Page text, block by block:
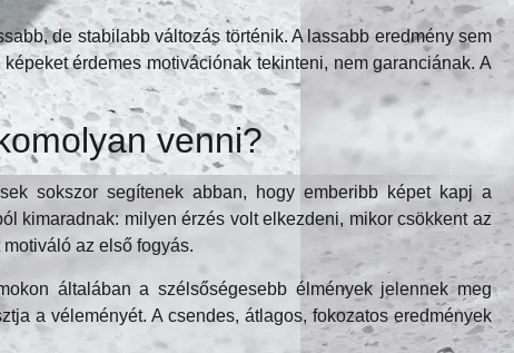
de stabilabb változás történik. A lassabb eredmény sem
érdemes motivációnak tekinteni, nem garanciának. A
venni?
sokszor segítenek abban, hogy emberibb képet kapj a
kimaradnak: milyen érzés volt elkezdeni, mikor csökkent az
az első fogyás.
általában a szélsőségesebb élmények jelennek meg
a véleményét. A csendes, átlagos, fokozatos eredmények